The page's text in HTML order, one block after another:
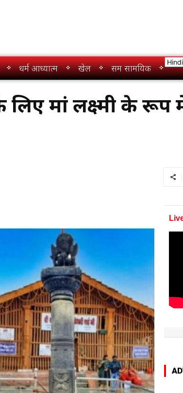
धर्म आध्यात्म खेल सम सामयिक
लिए मां लक्ष्मी के रूप